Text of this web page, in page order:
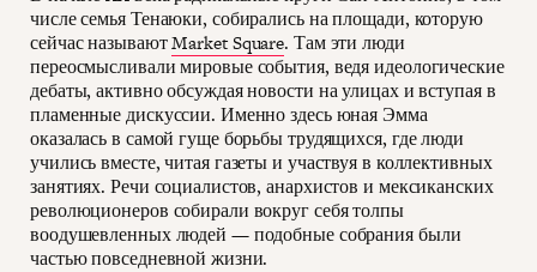
числе семья Тенаюки, собирались на площади, которую
сейчас называютMarket Square. Там эти люди
переосмысливали мировые события, ведя идеологические
дебаты, активно обсуждая новости на улицах и вступая в
пламенные дискуссии. Именно здесь юная Эмма
оказалась в самой гуще борьбы трудящихся, где люди
учились вместе, читая газеты и участвуя в коллективных
занятиях. Речи социалистов, анархистов и мексиканских
революционеров собирали вокруг себя толпы
воодушевленных людей — подобные собрания были
частью повседневной жизни.